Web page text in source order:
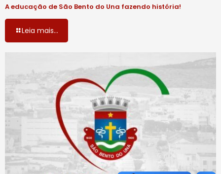
A educação de São Bento do Una fazendo história!
Leia mais...